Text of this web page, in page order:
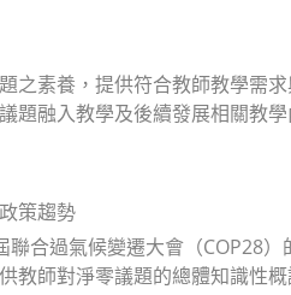
之素養，提供符合教師教學需
題融入教學及後續發展相關教
策趨勢
合過氣候變遷大會（COP28
教師對淨零議題的總體知識性概